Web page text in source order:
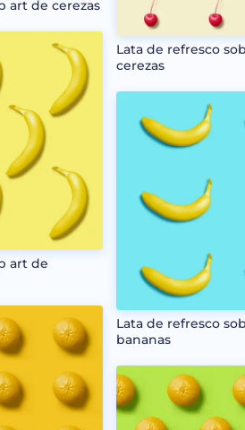
art de cerezas
art de
Lata de refresco
cerezas
Lata de refresco
bananas